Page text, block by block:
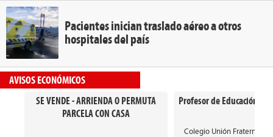
Pacientes inician traslado aéreo a otros
hospitales del país
AVISOS ECONÓMICOS
SE VENDE - ARRIENDA O PERMUTA
PARCELA CON CASA
Profesor de Educación
Colegio Unión Fraterna de